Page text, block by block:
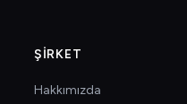
ŞIRKET
Hakkımızda